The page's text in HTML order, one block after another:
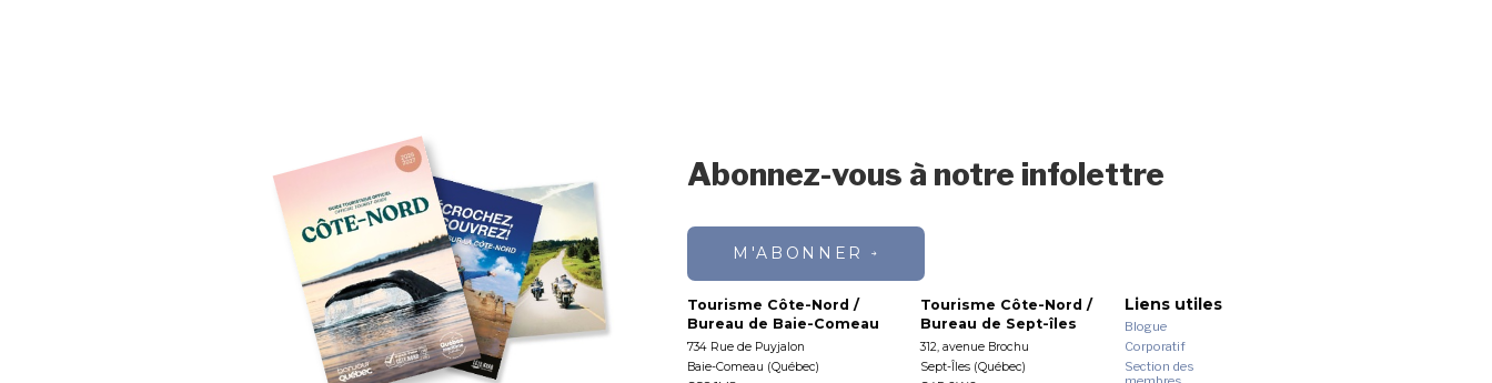
Abonnez-vous à notre infolettre
M'ABONNER
Tourisme Côte-Nord /
Bureau de Baie-Comeau
734 Rue de Puyjalon
Baie-Comeau (Québec)
Tourisme Côte-Nord /
Bureau de Sept-îles
312, avenue Brochu
Sept-Îles (Québec)
Liens utiles
Blogue
Corporatif
Section des